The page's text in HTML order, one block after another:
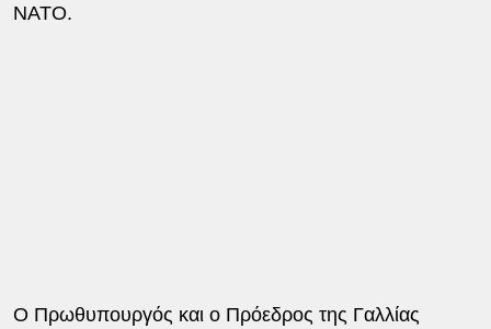
ΝΑΤΟ.
Ο Πρωθυπουργός και ο Πρόεδρος της Γαλλίας